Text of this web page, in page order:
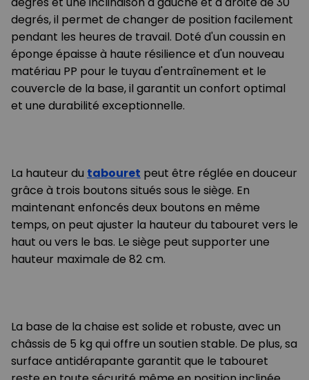
degrés, il permet de changer de position facilement
pendant les heures de travail. Doté d'un coussin en
éponge épaisse à haute résilience et d'un nouveau
matériau PP pour le tuyau d'entraînement et le
couvercle de la base, il garantit un confort optimal
et une durabilité exceptionnelle.
La hauteur du tabouret peut être réglée en douceur
grâce à trois boutons situés sous le siège. En
maintenant enfoncés deux boutons en même
temps, on peut ajuster la hauteur du tabouret vers le
haut ou vers le bas. Le siège peut supporter une
hauteur maximale de 82 cm.
La base de la chaise est solide et robuste, avec un
châssis de 5 kg qui offre un soutien stable. De plus, sa
surface antidérapante garantit que le tabouret